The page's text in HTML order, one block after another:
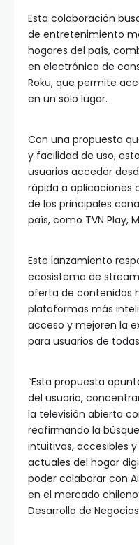
Esta colaboración
de entretenimiento
hogares del país,
en electrónica de
Roku, que permite
en un solo lugar.
Con una propuesta
y facilidad de uso,
usuarios acceder
rápida a aplicaciones
de los principales
país, como TVN Play,
Este lanzamiento
ecosistema de
oferta de contenidos
plataformas más
acceso y mejoren la
para usuarios de
“Esta propuesta
del usuario,
la televisión abierta
reafirmando la
intuitivas, accesibles
actuales del hogar
poder colaborar con
en el mercado
Desarrollo de